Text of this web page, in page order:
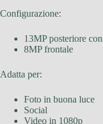
Configurazione:
13MP posteriore
8MP frontale
Adatta per:
Foto in buona luce
Social
Video in 1080p